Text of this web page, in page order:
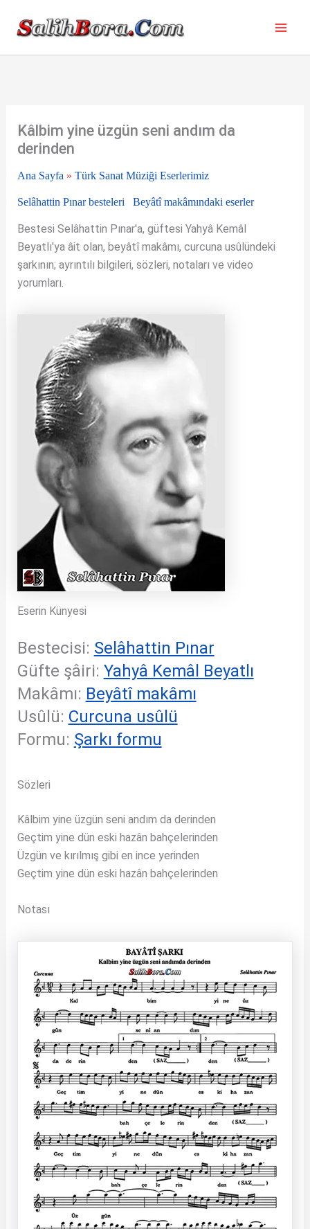
Kâlbim yine üzgün seni andım da
derinden
Ana Sayfa » Türk Sanat Müziği Eserlerimiz
Selâhattin Pınar besteleri Beyâtî makâmındaki eserler
Bestesi Selâhattin Pınar'a, güftesi Yahyâ Kemâl
Beyatlı'ya âit olan, beyâtî makâmı, curcuna usûlündeki
şarkının; ayrıntılı bilgileri, sözleri, notaları ve video
yorumları.
Eserin Künyesi
Bestecisi: Selâhattin Pınar
Güfte şâiri: Yahyâ Kemâl Beyatlı
Makâmı: Beyâtî makâmı
Usûlü: Curcuna usûlü
Formu: Şarkı formu
Sözleri
Kâlbim yine üzgün seni andım da derinden
Geçtim yine dün eski hazân bahçelerinden
Üzgün ve kırılmış gibi en ince yerinden
Geçtim yine dün eski hazân bahçelerinden
Notası